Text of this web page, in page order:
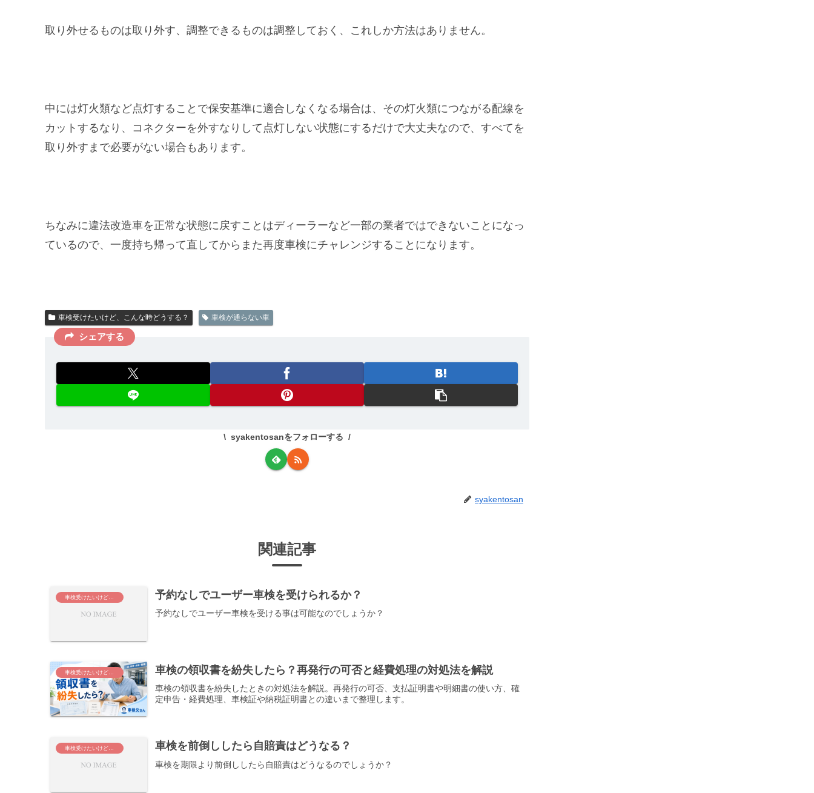
取り外せるものは取り外す、調整できるものは調整しておく、これしか方法はありません。
中には灯火類など点灯することで保安基準に適合しなくなる場合は、その灯火類につながる配線を
カットするなり、コネクターを外すなりして点灯しない状態にするだけで大丈夫なので、すべてを
取り外すまで必要がない場合もあります。
ちなみに違法改造車を正常な状態に戻すことはディーラーなど一部の業者ではできないことになっ
ているので、一度持ち帰って直してからまた再度車検にチャレンジすることになります。
車検受けたいけど、こんな時どうする？ 車検が通らない車
シェアする
syakentosanをフォローする
syakentosan
関連記事
予約なしでユーザー車検を受けられるか？
予約なしでユーザー車検を受ける事は可能なのでしょうか？
車検の領収書を紛失したら？再発行の可否と経費処理の対処法を解説
車検の領収書を紛失したときの対処法を解説。再発行の可否、支払証明書や明細書の使い方、確
定申告・経費処理、車検証や納税証明書との違いまで整理します。
車検受けたいけど、こんな時どうする？ 車検を前倒ししたら自賠責はどうなる？
車検を期限より前倒ししたら自賠責はどうなるのでしょうか？